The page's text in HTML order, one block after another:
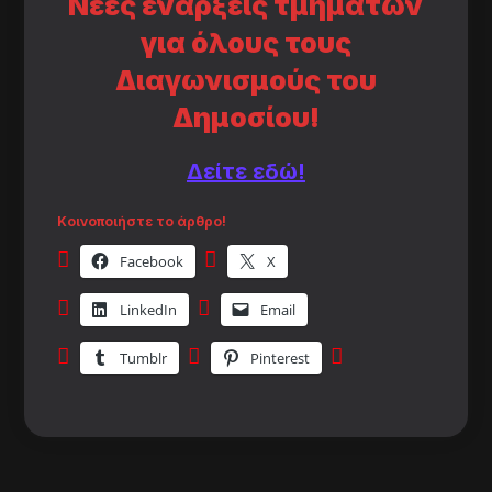
για όλους τους
Διαγωνισμούς του
Δημοσίου!
Δείτε εδώ!
Κοινοποιήστε το άρθρο!
Facebook X
LinkedIn Email
Tumblr Pinterest